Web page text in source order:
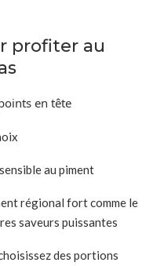
profiter au
en tête
au piment
régional fort comme le
saveurs puissantes
des portions